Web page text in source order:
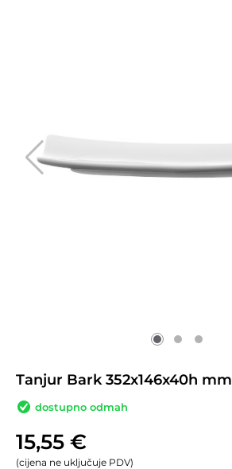
Tanjur Bark 352x146x40h mm
dostupno odmah
15,55 €
(cijena ne uključuje PDV)